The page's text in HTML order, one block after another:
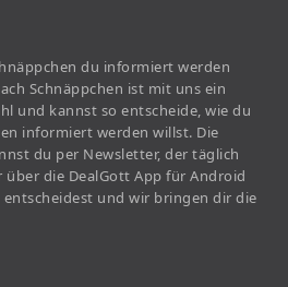
du informiert werden
Schnäppchen ist mit uns ein
und kannst so entscheide, wie du
informiert werden willst. Die
du per Newsletter, der täglich
die DealGott App für Android
entscheidest und wir bringen dir die